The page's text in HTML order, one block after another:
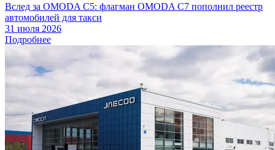
Вслед за OMODA C5: флагман OMODA C7 пополнил реестр
автомобилей для такси
31 июля 2026
Подробнее